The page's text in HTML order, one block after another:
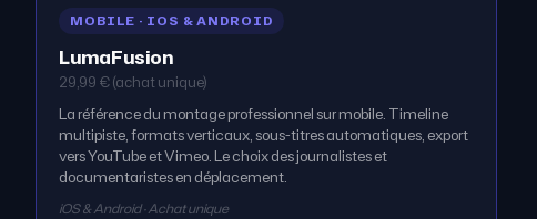
MOBILE · IOS & ANDROID
LumaFusion
29,99 € (achat unique)
La référence du montage professionnel sur mobile. Timeline
multipiste, formats verticaux, sous-titres automatiques, export
vers YouTube et Vimeo. Le choix des journalistes et
documentaristes en déplacement.
iOS & Android · Achat unique